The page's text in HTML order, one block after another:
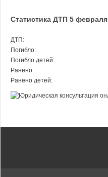
Статистика ДТП 5 февраля
ДТП:
Погибло:
Погибло детей:
Ранено:
Ранено детей: